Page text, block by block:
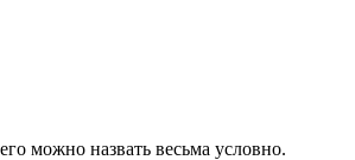
можно назвать весьма условно.